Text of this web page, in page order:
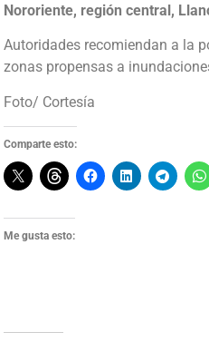
Nororiente, región central,
Autoridades recomiendan a la
zonas propensas a
Foto/ Cortesía
Comparte esto:
Me gusta esto: